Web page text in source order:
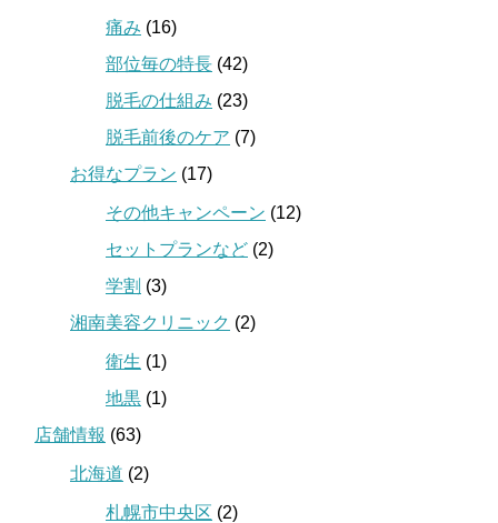
痛み (16)
部位毎の特長 (42)
脱毛の仕組み (23)
脱毛前後のケア (7)
お得なプラン (17)
その他キャンペーン (12)
セットプランなど (2)
学割 (3)
湘南美容クリニック (2)
衛生 (1)
地黒 (1)
店舗情報 (63)
北海道 (2)
札幌市中央区 (2)